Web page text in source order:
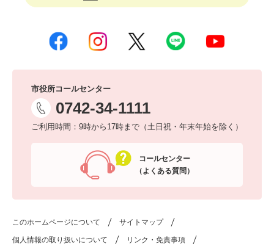
市役所コールセンター
0742-34-1111
ご利用時間：9時から17時まで（土日祝・年末年始を除く）
コールセンター
（よくある質問）
このホームページについて サイトマップ
個人情報の取り扱いについて リンク・免責事項